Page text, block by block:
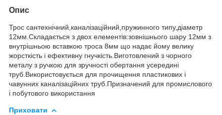
Опис
Трос сантехнічний,каналізаційний,пружинного типу,діаметр
12мм.Складається з двох елементів:зовнішнього шару 12мм з
внутрішньою вставкою троса 8мм що надає йому велику
жорсткість і ефективну гнучкість.Виготовлений з чорного
металу з ручкою для зручності обертання усередині
труб.Використовується для прочищення пластикових і
чавунних каналізаційних труб.Призначений для промислового
і побутового використання
Приховати